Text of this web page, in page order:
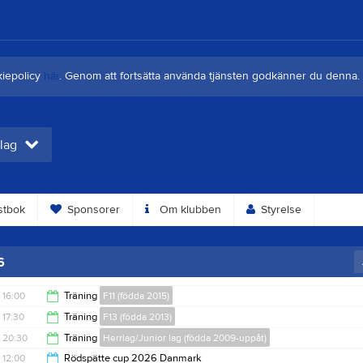
här. Genom att fortsätta använda tjänsten godkänner du denna.
Sponsorer Om klubben Styrelse
16:00 Träning F11 (födda 2015)
17:00
17:30 Träning F13 (födda 2013)
19:00
20:30 Träning Herrlag/Junior lag (födda 2009-uppåt)
12:00
Rödspätte cup 2026 Danmark